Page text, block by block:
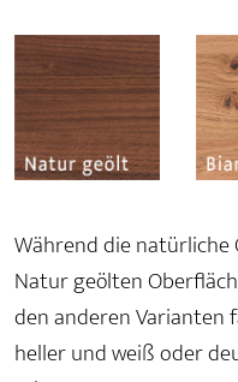
Während die natürliche
Natur geölten
den anderen
heller und weiß oder